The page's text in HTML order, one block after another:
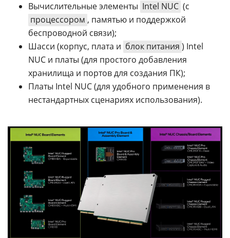
Вычислительные элементы Intel NUC (с
процессором , памятью и поддержкой
беспроводной связи);
Шасси (корпус, плата и блок питания ) Intel
NUC и платы (для простого добавления
хранилища и портов для создания ПК);
Платы Intel NUC (для удобного применения в
нестандартных сценариях использования).